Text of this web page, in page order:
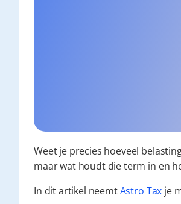
Weet je precies hoeveel
maar wat houdt die term in en
In dit artikel neemt Astro Tax je